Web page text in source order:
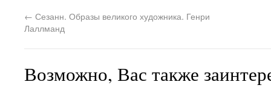
← Сезанн. Образы великого художника. Генри
Лаллманд
Возможно, Вас также